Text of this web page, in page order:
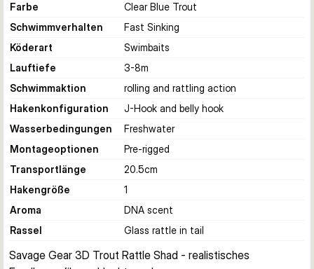
Farbe
Clear Blue Trout
Schwimmverhalten
Fast Sinking
Köderart
Swimbaits
Lauftiefe
3-8m
Schwimmaktion
rolling and rattling action
Hakenkonfiguration
J-Hook and belly hook
Wasserbedingungen
Freshwater
Montageoptionen
Pre-rigged
Transportlänge
20.5cm
Hakengröße
1
Aroma
DNA scent
Rassel
Glass rattle in tail
Savage Gear 3D Trout Rattle Shad - realistisches